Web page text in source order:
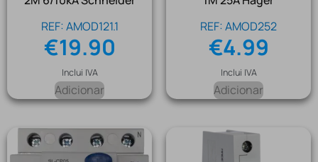
REF: AMOD121.1
€19.90
Inclui IVA
Adicionar
REF: AMOD252
€4.99
Inclui IVA
Adicionar